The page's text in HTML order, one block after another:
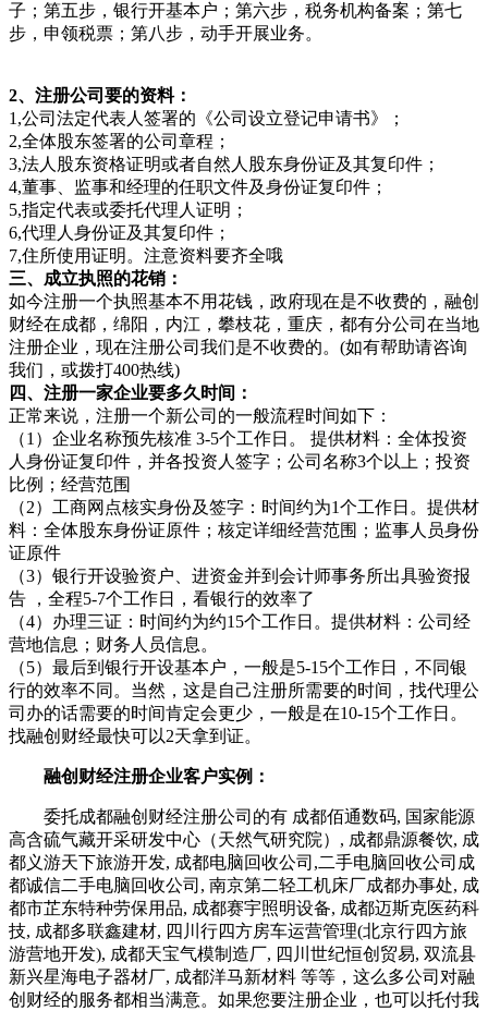
子；第五步，银行开基本户；第六步，税务机构备案；第七
步，申领税票；第八步，动手开展业务。
2、注册公司要的资料：
1,公司法定代表人签署的《公司设立登记申请书》；
2,全体股东签署的公司章程；
3,法人股东资格证明或者自然人股东身份证及其复印件；
4,董事、监事和经理的任职文件及身份证复印件；
5,指定代表或委托代理人证明；
6,代理人身份证及其复印件；
7,住所使用证明。注意资料要齐全哦
三、成立执照的花销：
如今注册一个执照基本不用花钱，政府现在是不收费的，融创
财经在成都，绵阳，内江，攀枝花，重庆，都有分公司在当地
注册企业，现在注册公司我们是不收费的。(如有帮助请咨询
我们，或拨打400热线)
四、注册一家企业要多久时间：
正常来说，注册一个新公司的一般流程时间如下：
（1）企业名称预先核准 3-5个工作日。 提供材料：全体投资
人身份证复印件，并各投资人签字；公司名称3个以上；投资
比例；经营范围
（2）工商网点核实身份及签字：时间约为1个工作日。提供材
料：全体股东身份证原件；核定详细经营范围；监事人员身份
证原件
（3）银行开设验资户、进资金并到会计师事务所出具验资报
告 ，全程5-7个工作日，看银行的效率了
（4）办理三证：时间约为约15个工作日。提供材料：公司经
营地信息；财务人员信息。
（5）最后到银行开设基本户，一般是5-15个工作日，不同银
行的效率不同。当然，这是自己注册所需要的时间，找代理公
司办的话需要的时间肯定会更少，一般是在10-15个工作日。
找融创财经最快可以2天拿到证。
融创财经注册企业客户实例：
委托成都融创财经注册公司的有 成都佰通数码, 国家能源
高含硫气藏开采研发中心（天然气研究院）, 成都鼎源餐饮, 成
都义游天下旅游开发, 成都电脑回收公司,二手电脑回收公司成
都诚信二手电脑回收公司, 南京第二轻工机床厂成都办事处, 成
都市芷东特种劳保用品, 成都赛宇照明设备, 成都迈斯克医药科
技, 成都多联鑫建材, 四川行四方房车运营管理(北京行四方旅
游营地开发), 成都天宝气模制造厂, 四川世纪恒创贸易, 双流县
新兴星海电子器材厂, 成都洋马新材料 等等，这么多公司对融
创财经的服务都相当满意。如果您要注册企业，也可以托付我